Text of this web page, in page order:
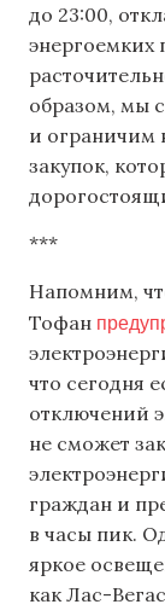
до 23:00,
энергоемких
образом, мы
и ограничим
закупок,
***
Напомним,
Тофан
что сегодня
отключений
не сможет
граждан и
в часы пик.
яркое
как Лас-